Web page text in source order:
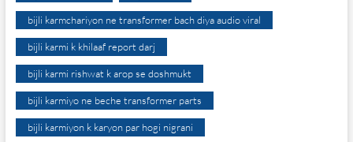
bijli karmchariyon ne transformer bach diya audio viral
bijli karmi k khilaaf report darj
bijli karmi rishwat k arop se doshmukt
bijli karmiyo ne beche transformer parts
bijli karmiyon k karyon par hogi nigrani